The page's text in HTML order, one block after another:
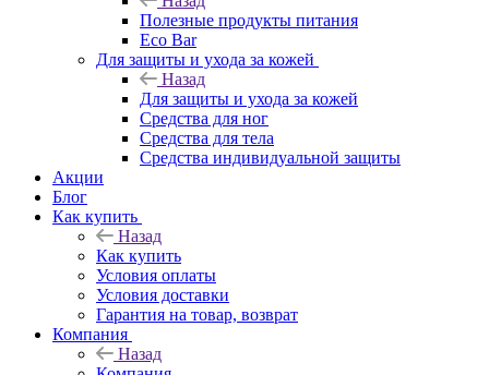
Полезные продукты питания
Eco Bar
Для защиты и ухода за кожей
Назад
Для защиты и ухода за кожей
Средства для ног
Средства для тела
Средства индивидуальной защиты
Акции
Блог
Как купить
Назад
Как купить
Условия оплаты
Условия доставки
Гарантия на товар, возврат
Компания
Назад